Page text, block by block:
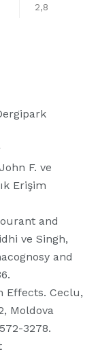
2,8
F. ve
Erişim
and
ve Singh,
and
Effects. Ceclu,
Moldova
3278.